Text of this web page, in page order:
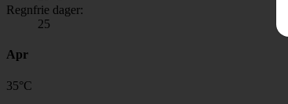
Regnfrie dager:
25
Apr
35°C